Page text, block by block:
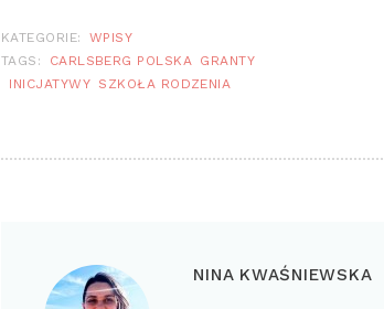
KATEGORIE:
WPISY
TAGS:
CARLSBERG POLSKA GRANTY
INICJATYWY SZKOŁA RODZENIA
NINA KWAŚNIEWSKA